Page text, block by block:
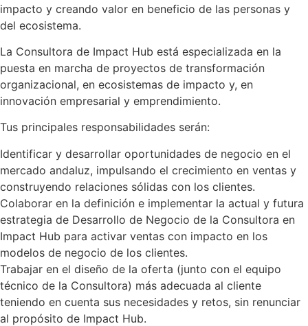
impacto y creando valor en beneficio de las personas y
del ecosistema.
La Consultora de Impact Hub está especializada en la
puesta en marcha de proyectos de transformación
organizacional, en ecosistemas de impacto y, en
innovación empresarial y emprendimiento.
Tus principales responsabilidades serán:
Identificar y desarrollar oportunidades de negocio en el
mercado andaluz, impulsando el crecimiento en ventas y
construyendo relaciones sólidas con los clientes.
Colaborar en la definición e implementar la actual y futura
estrategia de Desarrollo de Negocio de la Consultora en
Impact Hub para activar ventas con impacto en los
modelos de negocio de los clientes.
Trabajar en el diseño de la oferta (junto con el equipo
técnico de la Consultora) más adecuada al cliente
teniendo en cuenta sus necesidades y retos, sin renunciar
al propósito de Impact Hub.